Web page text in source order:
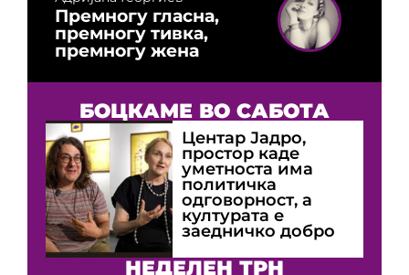
Премногу гласна,
премногу тивка,
премногу жена
БОЦКАМЕ ВО САБОТА
Центар Јадро,
простор каде
уметноста има
политичка
одговорност, а
културата е
заедничко добро
НЕДЕЛЕН ТРН